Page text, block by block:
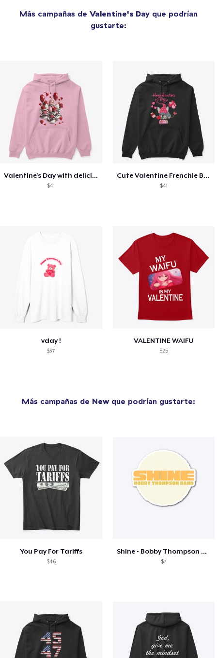
Más campañas de Valentine's Day que podrían
gustarte:
Valentine's Day with delicious food
$41
Cute Valentine Frenchie Bulldog
$41
vday !
$37
VALENTINE WAIFU
$25
Más campañas de Newque podrían gustarte:
You Pay For Tariffs
$46
Shine - Bobby Thompson Band Merch
$7